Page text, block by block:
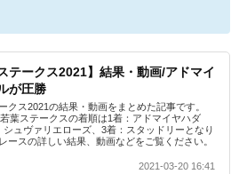
テークス2021】結果・動画/アドマイ
が圧勝
クス2021の結果・動画をまとめた記事です。
葉ステークスの着順は1着：アドマイヤハダ
シュヴァリエローズ、3着：スタッドリーとなり
ースの詳しい結果、動画などをご覧ください。
2021-03-20 16:41